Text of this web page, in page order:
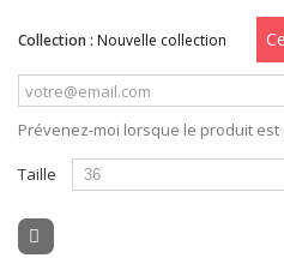
Collection : Nouvelle collection
Prévenez-moi lorsque le produit
Taille